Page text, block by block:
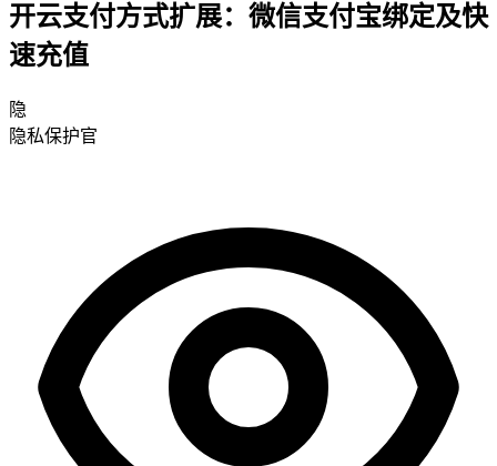
开云支付方式扩展：微信支付宝绑定及快
速充值
隐
隐私保护官